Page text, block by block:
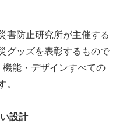
害防止研究所が主催する
グッズを表彰するもので
能・デザインすべての
。
設計